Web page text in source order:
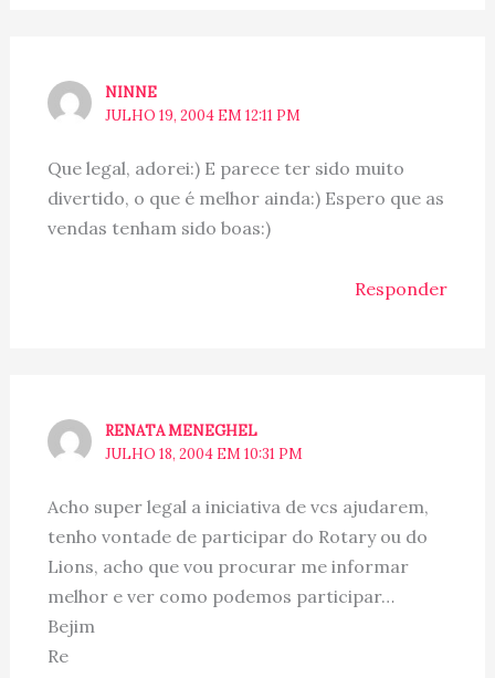
NINNE
JULHO 19, 2004 EM 12:11 PM
Que legal, adorei:) E parece ter sido muito
divertido, o que é melhor ainda:) Espero que as
vendas tenham sido boas:)
Responder
RENATA MENEGHEL
JULHO 18, 2004 EM 10:31 PM
Acho super legal a iniciativa de vcs ajudarem,
tenho vontade de participar do Rotary ou do
Lions, acho que vou procurar me informar
melhor e ver como podemos participar…
Bejim
Re